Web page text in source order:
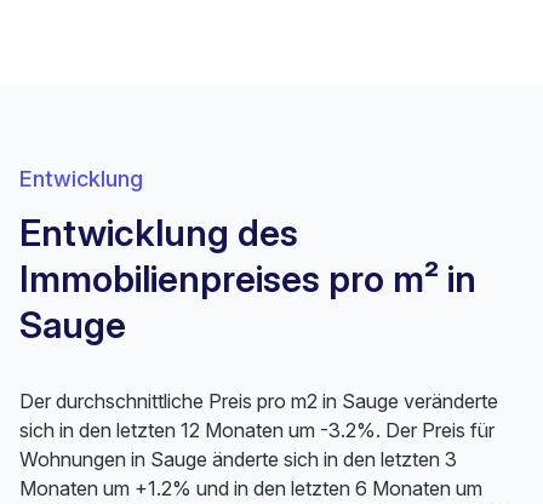
Entwicklung
Entwicklung des
Immobilienpreises pro m² in
Sauge
Der durchschnittliche Preis pro m2 in Sauge veränderte
sich in den letzten 12 Monaten um -3.2%. Der Preis für
Wohnungen in Sauge änderte sich in den letzten 3
Monaten um +1.2% und in den letzten 6 Monaten um